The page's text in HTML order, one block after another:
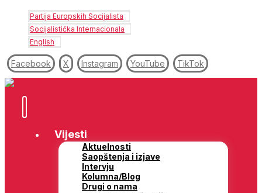
Partija Europskih Socijalista
Socijalistička Internacionala
English
Facebook X Instagram YouTube TikTok
Vijesti
Aktuelnosti
Saopštenja i izjave
Intervju
Kolumna/Blog
Drugi o nama